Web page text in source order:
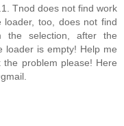
Tnod does not find work
loader, too, does not find
the selection, after the
loader is empty! Help me
problem please! Here